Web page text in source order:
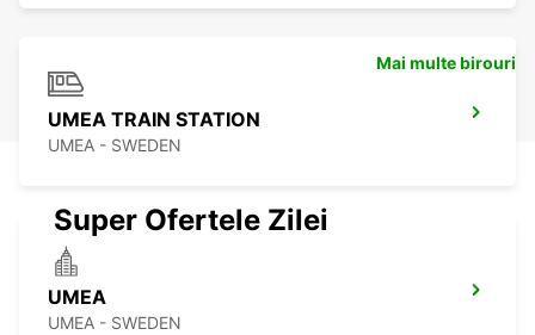
UMEA TRAIN STATION
UMEA - SWEDEN
UMEA
UMEA - SWEDEN
Mai multe birouri
Super Ofertele Zilei